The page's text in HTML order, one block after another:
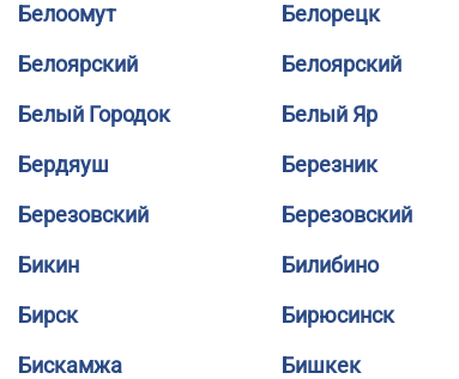
Белоомут Белорецк
Белоярский Белоярский
Белый Городок Белый Яр
Бердяуш Березник
Березовский Березовский
Бикин Билибино
Бирск Бирюсинск
Бискамжа Бишкек